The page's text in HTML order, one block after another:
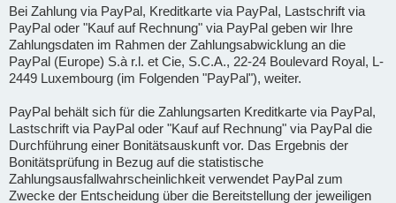
Bei Zahlung via PayPal, Kreditkarte via PayPal, Lastschrift via
PayPal oder "Kauf auf Rechnung" via PayPal geben wir Ihre
Zahlungsdaten im Rahmen der Zahlungsabwicklung an die
PayPal (Europe) S.à r.l. et Cie, S.C.A., 22-24 Boulevard Royal, L-
2449 Luxembourg (im Folgenden "PayPal"), weiter.
PayPal behält sich für die Zahlungsarten Kreditkarte via PayPal,
Lastschrift via PayPal oder "Kauf auf Rechnung" via PayPal die
Durchführung einer Bonitätsauskunft vor. Das Ergebnis der
Bonitätsprüfung in Bezug auf die statistische
Zahlungsausfallwahrscheinlichkeit verwendet PayPal zum
Zwecke der Entscheidung über die Bereitstellung der jeweiligen